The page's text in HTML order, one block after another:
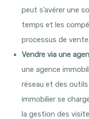
peut s’avérer une
temps et les
processus de vente.
Vendre via une
une agence
réseau et des outils
immobilier se
la gestion des